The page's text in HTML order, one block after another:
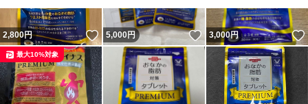
2,800円 いいね！
5,000円 いいね！
3,000円
最大10%対象